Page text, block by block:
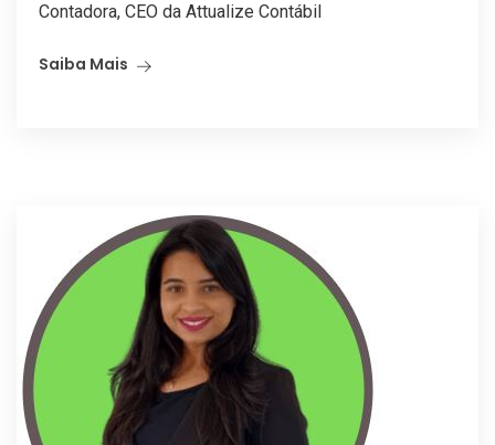
Contadora, CEO da Attualize Contábil
Saiba Mais